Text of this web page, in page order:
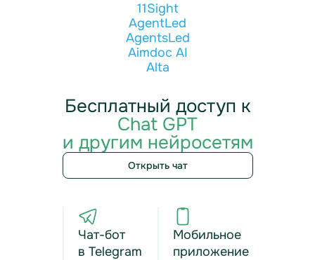
11Sight
AgentLed
AgentsLed
Aimdoc AI
Alta
Бесплатный доступ к
Chat GPT
и другим нейросетям
Открыть чат
Чат-бот
в Telegram
Мобильное
приложение